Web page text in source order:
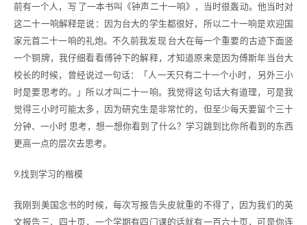
前有一个人，写 了一本书叫《钟声二十一响》，当时很轰动。他当时对
这二十一响解释是说：因为台大的学生都很好，所以二十一响是欢迎国
家元首二十一响的礼炮。不久前我发现 台大在每一个重要的古迹下面竖
一个铜牌，我仔细看看傅钟下的解释，才知道原来是因为傅斯年当台大
校长的时候，曾经说过一句话：「人一天只有二十一个小时， 另外三小
时是要思考的。」所以才叫二十一响。我觉得这句话大有道理，可是我
觉得三小时可能太多，因为研究生是非常忙的，但至少每天要留个三十
分钟、一小时 思考，想一想你看到了什么？学习跳到比你所看到的东西
更高一点的层次去思考。
9.找到学习的楷模
我刚到美国念书的时候，每次写报告头皮就重的不得了，因为我们的英
文报告三、四十页，一个学期有四门课的话就有一百六十页，可是你连